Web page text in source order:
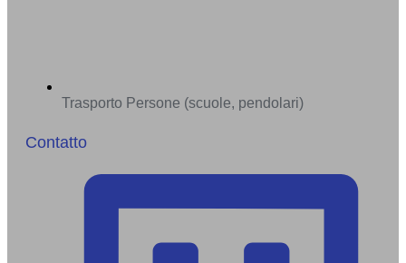
Trasporto Persone (scuole, pendolari)
Contatto